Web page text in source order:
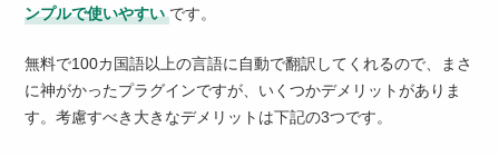
ンプルで使いやすい です。
無料で100カ国語以上の言語に自動で翻訳してくれるので、まさ
に神がかったプラグインですが、いくつかデメリットがありま
す。考慮すべき大きなデメリットは下記の3つです。